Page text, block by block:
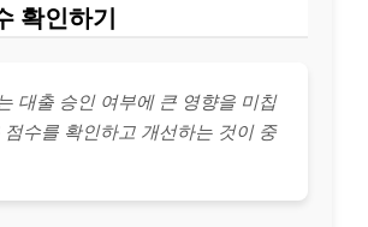
확인하기
대출 승인 여부에 큰 영향을 미칩
점수를 확인하고 개선하는 것이 중